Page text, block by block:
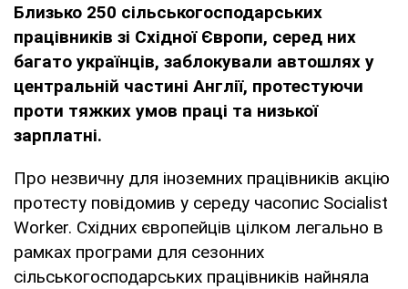
Близько 250 сільськогосподарських
працівників зі Східної Європи, серед них
багато українців, заблокували автошлях у
центральній частині Англії, протестуючи
проти тяжких умов праці та низької
зарплатні.
Про незвичну для іноземних працівників акцію
протесту повідомив у середу часопис Socialist
Worker. Східних європейців цілком легально в
рамках програми для сезонних
сільськогосподарських працівників найняла